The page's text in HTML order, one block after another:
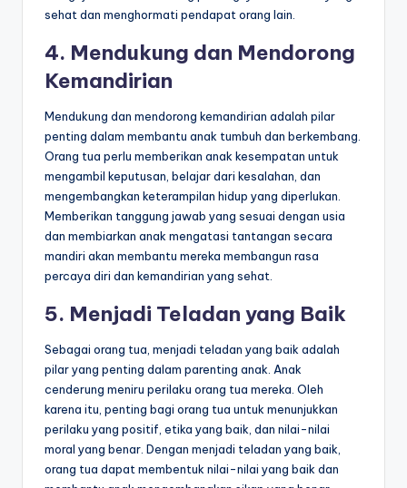
sehat dan menghormati pendapat orang lain.
4. Mendukung dan Mendorong
Kemandirian
Mendukung dan mendorong kemandirian adalah pilar
penting dalam membantu anak tumbuh dan berkembang.
Orang tua perlu memberikan anak kesempatan untuk
mengambil keputusan, belajar dari kesalahan, dan
mengembangkan keterampilan hidup yang diperlukan.
Memberikan tanggung jawab yang sesuai dengan usia
dan membiarkan anak mengatasi tantangan secara
mandiri akan membantu mereka membangun rasa
percaya diri dan kemandirian yang sehat.
5. Menjadi Teladan yang Baik
Sebagai orang tua, menjadi teladan yang baik adalah
pilar yang penting dalam parenting anak. Anak
cenderung meniru perilaku orang tua mereka. Oleh
karena itu, penting bagi orang tua untuk menunjukkan
perilaku yang positif, etika yang baik, dan nilai-nilai
moral yang benar. Dengan menjadi teladan yang baik,
orang tua dapat membentuk nilai-nilai yang baik dan